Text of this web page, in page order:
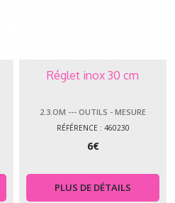
Réglet inox 30 cm
2.3.OM --- OUTILS - MESURE
RÉFÉRENCE : 460230
6€
PLUS DE DÉTAILS